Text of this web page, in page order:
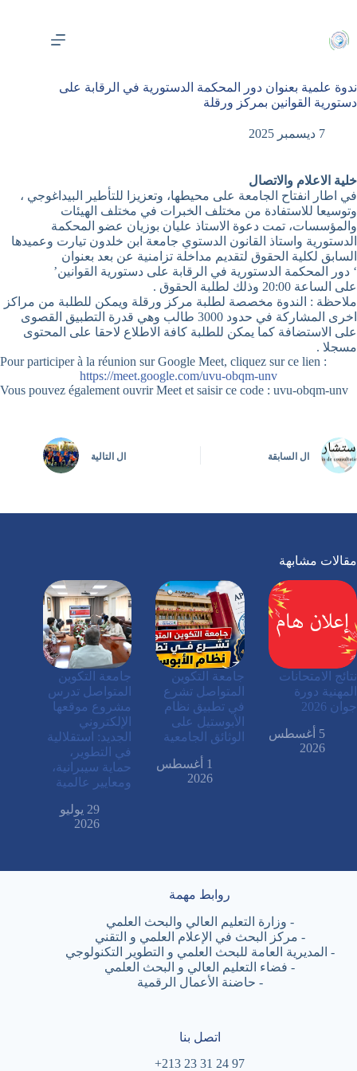
المحتوى
ندوة علمية بعنوان دور المحكمة الدستورية في الرقابة على
دستورية القوانين بمركز ورقلة
7 ديسمبر 2025
خلية الاعلام والاتصال
في اطار انفتاح الجامعة على محيطها، وتعزيزا للتأطير البيداغوجي ،
وتوسيعا للاستفادة من مختلف الخبرات في مختلف الهيئات
والمؤسسات، تمت دعوة الاستاذ عليان بوزيان عضو المحكمة
الدستورية واستاذ القانون الدستوي جامعة ابن خلدون تيارت وعميدها
السابق لكلية الحقوق لتقديم مداخلة تزامنية عن بعد بعنوان
‘ دور المحكمة الدستورية في الرقابة على دستورية القوانين’
على الساعة 20:00 وذلك لطلبة الحقوق .
ملاحظة : الندوة مخصصة لطلبة مركز ورقلة ويمكن للطلبة من مراكز
اخرى المشاركة في حدود 3000 طالب وهي قدرة التطبيق القصوى
على الاستضافة كما يمكن للطلبة كافة الاطلاع لاحقا على المحتوى
مسجلا .
Pour participer à la réunion sur Google Meet, cliquez sur ce lien :
https://meet.google.com/uvu-obqm-unv
Vous pouvez également ouvrir Meet et saisir ce code : uvu-obqm-unv
ال السابقة ال التالية
مقالات مشابهة
نتائج الامتحانات
المهنية دورة
جوان 2026
5 أغسطس
2026
جامعة التكوين
المتواصل تشرع
في تطبيق نظام
الأبوستيل على
الوثائق الجامعية
1 أغسطس
2026
جامعة التكوين
المتواصل تدرس
مشروع موقعها
الإلكتروني
الجديد: استقلالية
في التطوير،
حماية سيبرانية،
ومعايير عالمية
29 يوليو
2026
روابط مهمة
- وزارة التعليم العالي والبحث العلمي
- مركز البحث في الإعلام العلمي و التقني
- المديرية العامة للبحث العلمي و التطوير التكنولوجي
- فضاء التعليم العالي و البحث العلمي
- حاضنة الأعمال الرقمية
اتصل بنا
97 24 31 23 213+